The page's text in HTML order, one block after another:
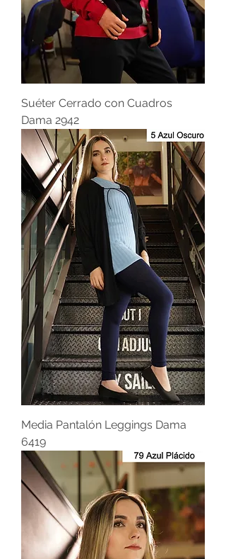
Suéter Cerrado con Cuadros
Dama 2942
Media Pantalón Leggings Dama
6419